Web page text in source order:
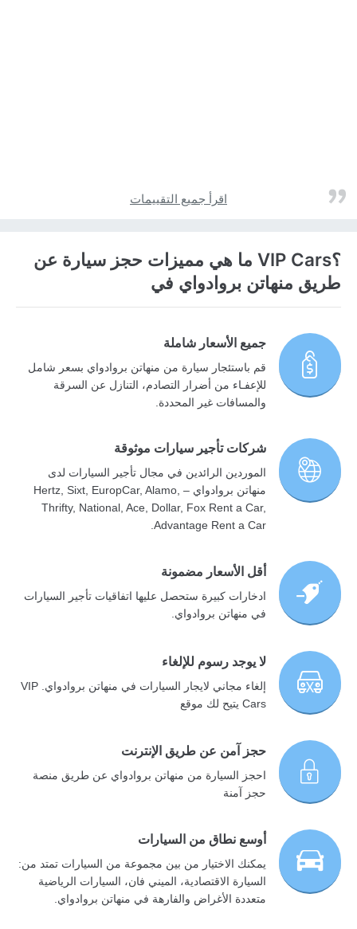
اقرأ جميع التقييمات
؟VIP Cars ما هي مميزات حجز سيارة عن
طريق منهاتن بروادواي في
جميع الأسعار شاملة
قم باستئجار سيارة من منهاتن بروادواي بسعر شامل
للإعفـاء من أضرار التصادم، التنازل عن السرقة
والمسافات غير المحددة.
شركات تأجير سيارات موثوقة
الموردين الرائدين في مجال تأجير السيارات لدى
منهاتن بروادواي – Hertz, Sixt, EuropCar, Alamo,
Thrifty, National, Ace, Dollar, Fox Rent a Car,
Advantage Rent a Car.
أقل الأسعار مضمونة
ادخارات كبيرة ستحصل عليها اتفاقيات تأجير السيارات
في منهاتن بروادواي.
لا يوجد رسوم للإلغاء
إلغاء مجاني لايجار السيارات في منهاتن بروادواي. VIP
Cars يتيح لك موقع
حجز آمن عن طريق الإنترنت
احجز السيارة من منهاتن بروادواي عن طريق منصة
حجز آمنة
أوسع نطاق من السيارات
يمكنك الاختيار من بين مجموعة من السيارات تمتد من:
السيارة الاقتصادية، الميني فان، السيارات الرياضية
متعددة الأغراض والفارهة في منهاتن بروادواي.